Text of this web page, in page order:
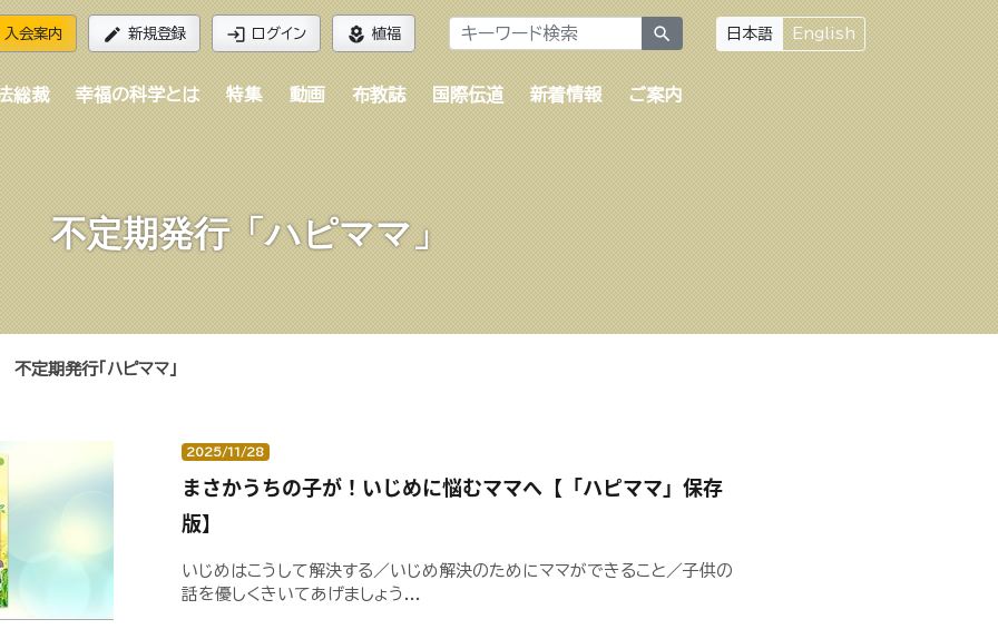
入会案内 edit 新規登録 login ログイン local_florist 植福 search 日本語 English
総裁 幸福の科学とは 特集 動画 布教誌 国際伝道 新着情報 ご案内
不定期発行「ハピママ」
不定期発行「ハピママ」
2025/11/28
まさかうちの子が！いじめに悩むママへ【「ハピママ」保存
版】
いじめはこうして解決する／いじめ解決のためにママができること／子供の
話を優しくきいてあげましょう...